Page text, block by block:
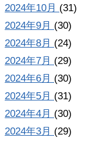
2024年10月 (31)
2024年9月 (30)
2024年8月 (24)
2024年7月 (29)
2024年6月 (30)
2024年5月 (31)
2024年4月 (30)
2024年3月 (29)